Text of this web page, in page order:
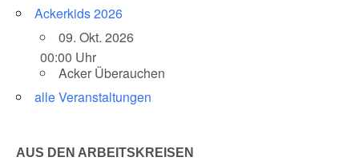
Ackerkids 2026
09. Okt. 2026
00:00 Uhr
Acker Überauchen
alle Veranstaltungen
AUS DEN ARBEITSKREISEN